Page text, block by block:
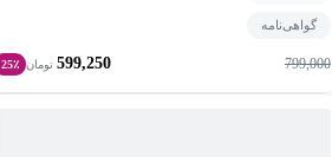
گواهی‌نامه
799,000
599,250 تومان 25٪